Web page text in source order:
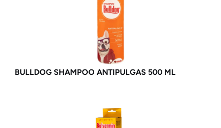
BULLDOG SHAMPOO ANTIPULGAS 500 ML